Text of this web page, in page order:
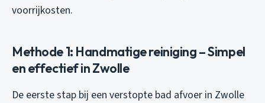
voorrijkosten.
Methode 1: Handmatige reiniging – Simpel
en effectief in Zwolle
De eerste stap bij een verstopte bad afvoer in Zwolle